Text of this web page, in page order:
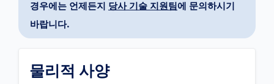
경우에는 언제든지 당사 기술 지원팀에 문의하시기
바랍니다.
물리적 사양